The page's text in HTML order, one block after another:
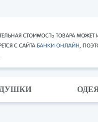
СТОИМОСТЬ ТОВАРА
С САЙТА БАНКИ ОНЛАЙН,